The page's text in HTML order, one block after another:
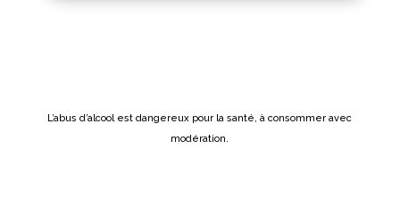
L’abus d’alcool est dangereux pour la santé, à consommer avec
modération.